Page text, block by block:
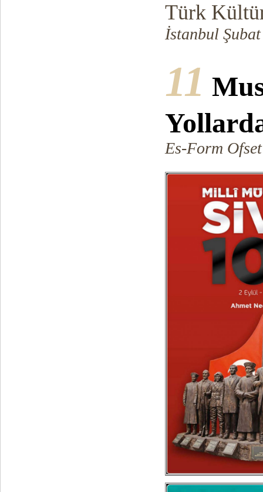
Türk
İstanbul
11
Es-Form